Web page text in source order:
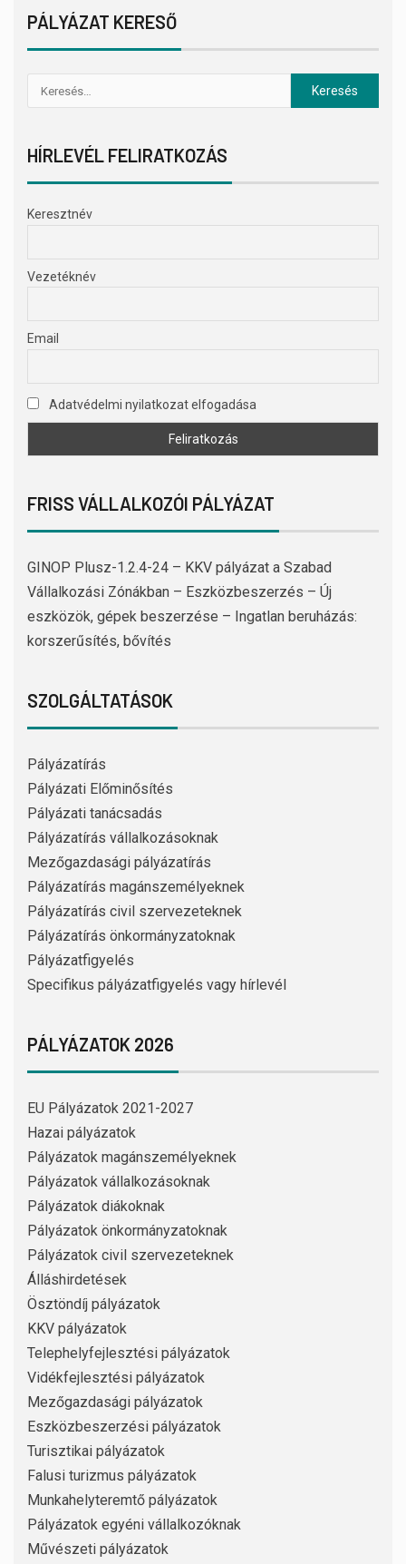
PÁLYÁZAT KERESŐ
HÍRLEVÉL FELIRATKOZÁS
Keresztnév
Vezetéknév
Email
Adatvédelmi nyilatkozat elfogadása
FRISS VÁLLALKOZÓI PÁLYÁZAT
GINOP Plusz-1.2.4-24 – KKV pályázat a Szabad
Vállalkozási Zónákban – Eszközbeszerzés – Új
eszközök, gépek beszerzése – Ingatlan beruházás:
korszerűsítés, bővítés
SZOLGÁLTATÁSOK
Pályázatírás
Pályázati Előminősítés
Pályázati tanácsadás
Pályázatírás vállalkozásoknak
Mezőgazdasági pályázatírás
Pályázatírás magánszemélyeknek
Pályázatírás civil szervezeteknek
Pályázatírás önkormányzatoknak
Pályázatfigyelés
Specifikus pályázatfigyelés vagy hírlevél
PÁLYÁZATOK 2026
EU Pályázatok 2021-2027
Hazai pályázatok
Pályázatok magánszemélyeknek
Pályázatok vállalkozásoknak
Pályázatok diákoknak
Pályázatok önkormányzatoknak
Pályázatok civil szervezeteknek
Álláshirdetések
Ösztöndíj pályázatok
KKV pályázatok
Telephelyfejlesztési pályázatok
Vidékfejlesztési pályázatok
Mezőgazdasági pályázatok
Eszközbeszerzési pályázatok
Turisztikai pályázatok
Falusi turizmus pályázatok
Munkahelyteremtő pályázatok
Pályázatok egyéni vállalkozóknak
Művészeti pályázatok